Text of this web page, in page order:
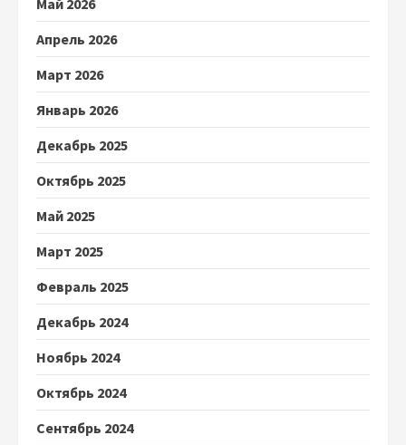
Май 2026
Апрель 2026
Март 2026
Январь 2026
Декабрь 2025
Октябрь 2025
Май 2025
Март 2025
Февраль 2025
Декабрь 2024
Ноябрь 2024
Октябрь 2024
Сентябрь 2024